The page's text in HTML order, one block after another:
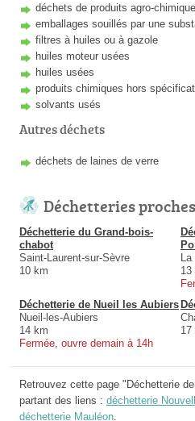
déchets de produits agro-
emballages souillés par une
filtres à huiles ou à gazole
huiles moteur usées
huiles usées
produits chimiques hors
solvants usés
Autres déchets
déchets de laines de verre
Déchetteries proches
Déchetterie du Grand-bois-
chabot
Saint-Laurent-sur-Sèvre
10 km
13
Déchetterie de Nueil les Aubiers
Nueil-les-Aubiers
14 km
Fermée, ouvre demain à 14h
17
Retrouvez cette page "Déchetterie
partant des liens : déchetterie
déchetterie Mauléon.